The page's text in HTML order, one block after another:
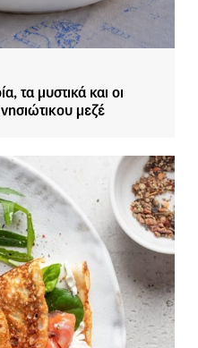
τα μυστικά και οι
μεζέ